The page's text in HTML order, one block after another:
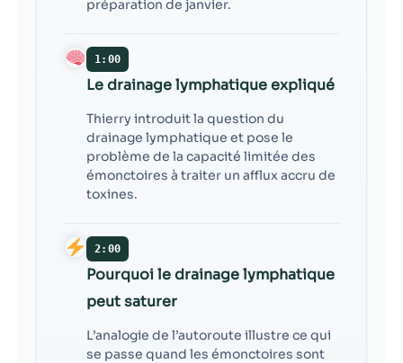
préparation de janvier.
1:00
Le drainage lymphatique expliqué
Thierry introduit la question du
drainage lymphatique et pose le
problème de la capacité limitée des
émonctoires à traiter un afflux accru de
toxines.
2:00
Pourquoi le drainage lymphatique
peut saturer
L’analogie de l’autoroute illustre ce qui
se passe quand les émonctoires sont